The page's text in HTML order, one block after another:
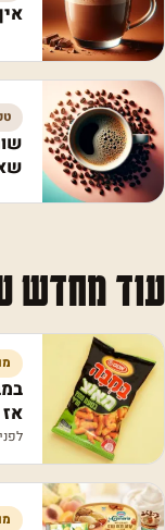
עוד מחדש
לפני 18 שעות